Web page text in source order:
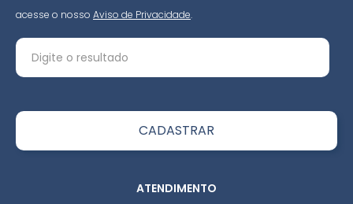
acesse o nosso Aviso de Privacidade.
ATENDIMENTO